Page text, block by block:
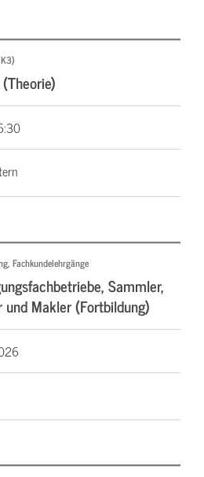
Fachkundelehrgänge
Sammler,
und Makler (Fortbildung)